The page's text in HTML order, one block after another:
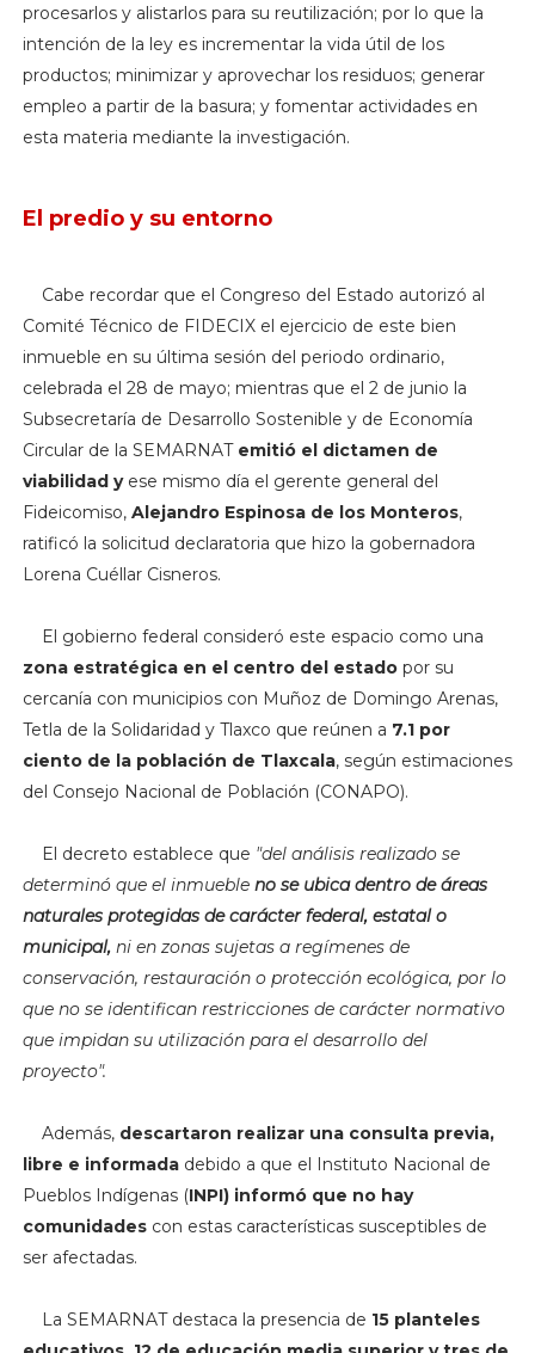
procesarlos y alistarlos para su reutilización; por lo que la
intención de la ley es incrementar la vida útil de los
productos; minimizar y aprovechar los residuos; generar
empleo a partir de la basura; y fomentar actividades en
esta materia mediante la investigación.
El predio y su entorno
Cabe recordar que el Congreso del Estado autorizó al
Comité Técnico de FIDECIX el ejercicio de este bien
inmueble en su última sesión del periodo ordinario,
celebrada el 28 de mayo; mientras que el 2 de junio la
Subsecretaría de Desarrollo Sostenible y de Economía
Circular de la SEMARNAT emitió el dictamen de
viabilidad yese mismo día el gerente general del
Fideicomiso, Alejandro Espinosa de los Monteros,
ratificó la solicitud declaratoria que hizo la gobernadora
Lorena Cuéllar Cisneros.
El gobierno federal consideró este espacio como una
zona estratégica en el centro del estadopor su
cercanía con municipios con Muñoz de Domingo Arenas,
Tetla de la Solidaridad y Tlaxco que reúnen a 7.1 por
ciento de la población de Tlaxcala, según estimaciones
del Consejo Nacional de Población (CONAPO).
El decreto establece que "del análisis realizado se
determinó que el inmueble no se ubica dentro de áreas
naturales protegidas de carácter federal, estatal o
municipal, ni en zonas sujetas a regímenes de
conservación, restauración o protección ecológica, por lo
que no se identifican restricciones de carácter normativo
que impidan su utilización para el desarrollo del
proyecto".
Además, descartaron realizar una consulta previa,
libre e informada debido a que el Instituto Nacional de
Pueblos Indígenas (INPI) informó que no hay
comunidades con estas características susceptibles de
ser afectadas.
La SEMARNAT destaca la presencia de 15 planteles